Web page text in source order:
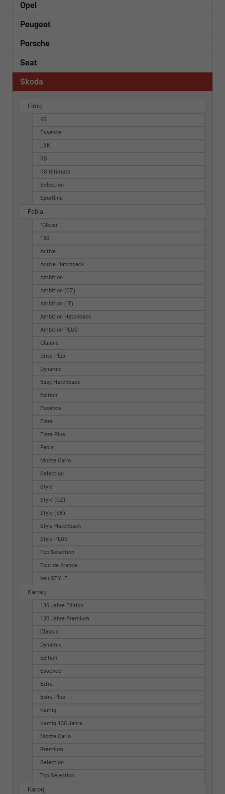
Opel
Peugeot
Porsche
Seat
Skoda
Elroq
60
Essence
L&K
RS
RS Ultimate
Selection
Sportline
Fabia
"Clever"
130
Active
Active Hatchback
Ambition
Ambition (CZ)
Ambition (IT)
Ambition Hatchback
Ambition-PLUS
Classic
Drive Plus
Dynamic
Easy Hatchback
Edition
Essence
Extra
Extra Plus
Fabia
Monte Carlo
Selection
Style
Style (CZ)
Style (SK)
Style Hatchback
Style PLUS
Top Selection
Tour de France
neu STYLE
Kamiq
130 Jahre Edition
130 Jahre Premium
Classic
Dynamic
Edition
Essence
Extra
Extra Plus
Kamiq
Kamiq 130 Jahre
Monte Carlo
Premium
Selection
Top Selection
Karoq